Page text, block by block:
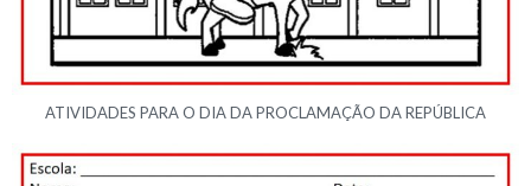
ATIVIDADES PARA O DIA DA PROCLAMAÇÃO DA REPÚBLICA